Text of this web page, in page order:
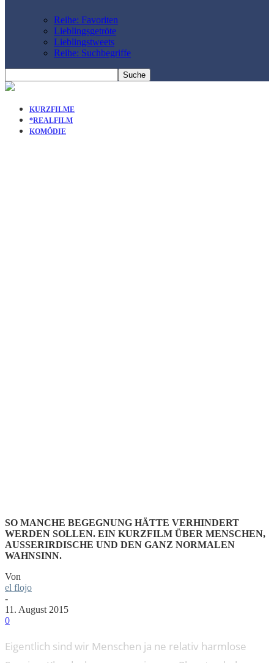
Reihe: Favoriten
Lieblingsgetröte
Lieblingstweets
Reihe: Suchbegriffe
KURZFILME
*REALFILM
KOMÖDIE
SO MANCHE BEGEGNUNG HÄTTE VERHINDERT
WERDEN SOLLEN. EIN KURZFILM ÜBER MENSCHEN,
AUSSERIRDISCHE UND DEN GANZ NORMALEN W
AHNSINN.
Von
el flojo
-
11. August 2015
0
Eigentlich sind wir Menschen ja ne relativ harmlose